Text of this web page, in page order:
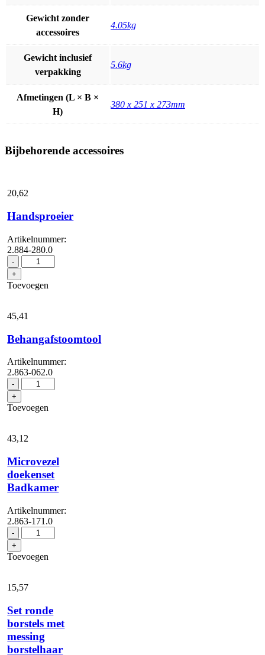
Gewicht zonder
accessoires
4.05kg
Gewicht inclusief
verpakking
5.6kg
Afmetingen (L × B ×
H)
380 x 251 x 273mm
Bijbehorende accessoires
20,62
Handsproeier
Artikelnummer:
2.884-280.0
-
Handsproeier
aantal
+
Toevoegen
45,41
Behangafstoomtool
Artikelnummer:
2.863-062.0
-
Behangafstoomtool
aantal
+
Toevoegen
43,12
Microvezel
doekenset
Badkamer
Artikelnummer:
2.863-171.0
-
Microvezel
doekenset
Badkamer
aantal
+
Toevoegen
15,57
Set ronde
borstels met
messing
borstelhaar